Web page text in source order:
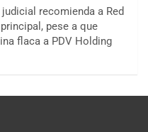
recomienda a Red
pese a que
flaca a PDV Holding